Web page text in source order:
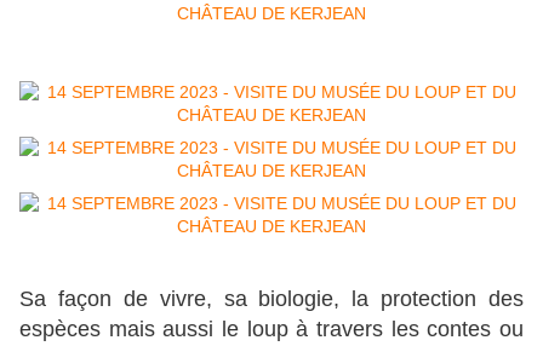
Sa façon de vivre, sa biologie, la protection des
espèces mais aussi le loup à travers les contes ou